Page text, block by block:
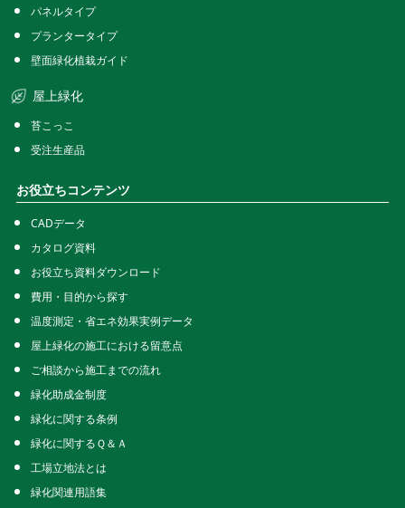
パネルタイプ
プランタータイプ
壁面緑化植栽ガイド
屋上緑化
苔こっこ
受注生産品
お役立ちコンテンツ
CADデータ
カタログ資料
お役立ち資料ダウンロード
費用・目的から探す
温度測定・省エネ効果実例データ
屋上緑化の施工における留意点
ご相談から施工までの流れ
緑化助成金制度
緑化に関する条例
緑化に関するＱ＆Ａ
工場立地法とは
緑化関連用語集